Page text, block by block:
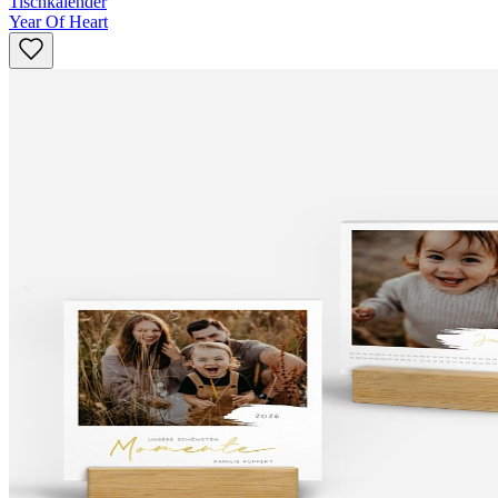
Year Of Heart